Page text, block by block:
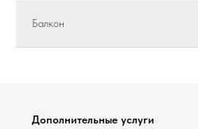
Балкон
Дополнительные услуги